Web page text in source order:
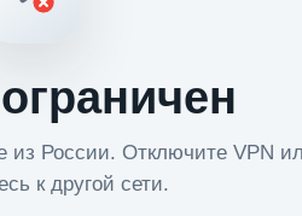
из России. Отключите VPN
к другой сети.